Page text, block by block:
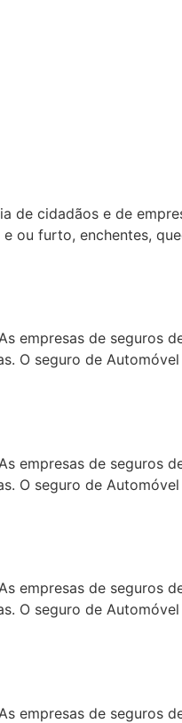
de cidadãos e de
ou furto, enchentes,
empresas de seguros
O seguro de Automóvel
empresas de seguros
O seguro de Automóvel
empresas de seguros
O seguro de Automóvel
empresas de seguros